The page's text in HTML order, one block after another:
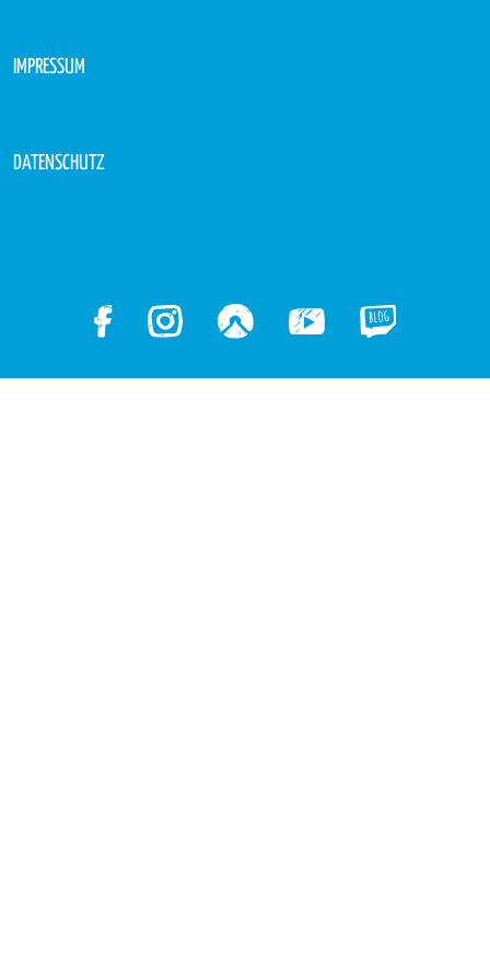
IMPRESSUM
DATENSCHUTZ